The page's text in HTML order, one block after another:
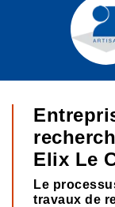
Elix Le
Le
travaux de